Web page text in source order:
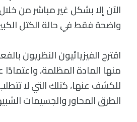
الآن إلا بشكل غير مباشر من
واضحة فقط في حالة الكتل
اقترح الفيزيائيون النظريون
منها المادة المظلمة،
للكشف عنها، كتلك التي لا
الطرق المحاور والجسيمات